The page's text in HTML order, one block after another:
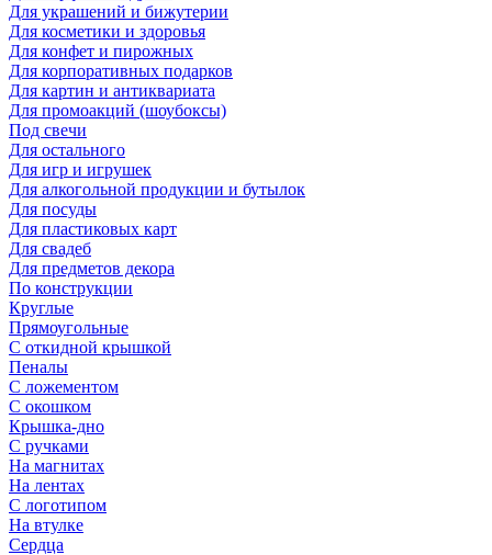
Для украшений и бижутерии
Для косметики и здоровья
Для конфет и пирожных
Для корпоративных подарков
Для картин и антиквариата
Для промоакций (шоубоксы)
Под свечи
Для остального
Для игр и игрушек
Для алкогольной продукции и бутылок
Для посуды
Для пластиковых карт
Для свадеб
Для предметов декора
По конструкции
Круглые
Прямоугольные
С откидной крышкой
Пеналы
С ложементом
С окошком
Крышка-дно
С ручками
На магнитах
На лентах
С логотипом
На втулке
Сердца